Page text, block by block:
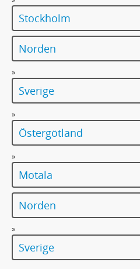
Stockholm
Norden
»
Sverige
»
Östergötland
»
Motala
Norden
»
Sverige